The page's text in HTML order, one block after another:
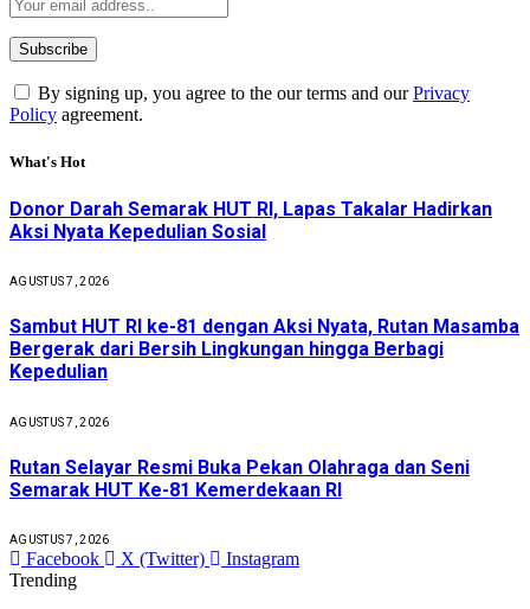
By signing up, you agree to the our terms and ourPrivacy
Policy agreement.
What's Hot
Donor Darah Semarak HUT RI, Lapas Takalar Hadirkan
Aksi Nyata Kepedulian Sosial
AGUSTUS 7, 2026
Sambut HUT RI ke-81 dengan Aksi Nyata, Rutan Masamba
Bergerak dari Bersih Lingkungan hingga Berbagi
Kepedulian
AGUSTUS 7, 2026
Rutan Selayar Resmi Buka Pekan Olahraga dan Seni
Semarak HUT Ke-81 Kemerdekaan RI
AGUSTUS 7, 2026
Facebook X (Twitter)
Instagram
Trending